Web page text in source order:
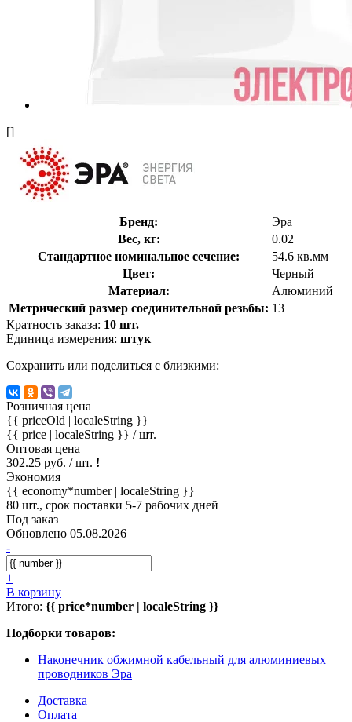
[]
Бренд:
Эра
Вес, кг:
0.02
Стандартное номинальное сечение:
54.6 кв.мм
Цвет:
Черный
Материал:
Алюминий
Метрический размер соединительной резьбы: 13
Кратность заказа: 10 шт.
Единица измерения: штук
Сохранить или поделиться с близкими:
Розничная цена
{{ priceOld | localeString }}
{{ price | localeString }} / шт.
Оптовая цена
302.25 руб. / шт. !
Экономия
{{ economy*number | localeString }}
80 шт., срок поставки 5-7 рабочих дней
Под заказ
Обновлено 05.08.2026
-
+
В корзину
Итого: {{ price*number | localeString }}
Подборки товаров:
Наконечник обжимной кабельный для алюминиевых
проводников Эра
Доставка
Оплата